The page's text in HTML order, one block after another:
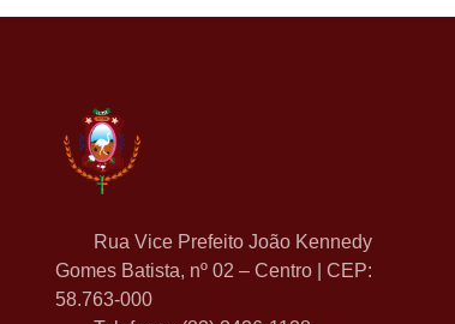
Rua Vice Prefeito João Kennedy
Gomes Batista, nº 02 – Centro | CEP:
58.763-000